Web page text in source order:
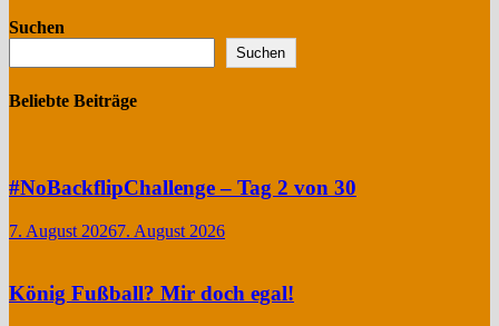
Suchen
Suchen
Beliebte Beiträge
#NoBackflipChallenge – Tag 2 von 30
7. August 20267. August 2026
König Fußball? Mir doch egal!